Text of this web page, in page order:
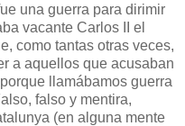
una guerra para dirimir
vacante Carlos II el
como tantas otras veces,
a aquellos que acusaban
llamábamos guerra
falso y mentira,
(en alguna mente